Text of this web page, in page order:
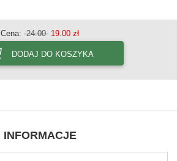
Cena: 24.00 19.00 zł
DODAJ DO KOSZYKA
INFORMACJE